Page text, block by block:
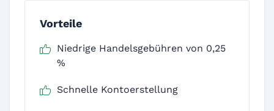
Vorteile
Niedrige Handelsgebühren von 0,25
%
Schnelle Kontoerstellung